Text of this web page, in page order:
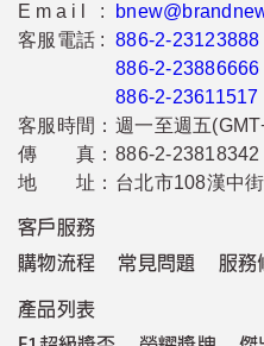
Email :
客服電話 : 886-2-23123888
886-2-23886666
886-2-23611517
客服時間： 週一至週五
傳 真： 886-2-23818342
地 址： 台北市108漢中
客戶服務
購物流程
常見問題 服務
產品列表